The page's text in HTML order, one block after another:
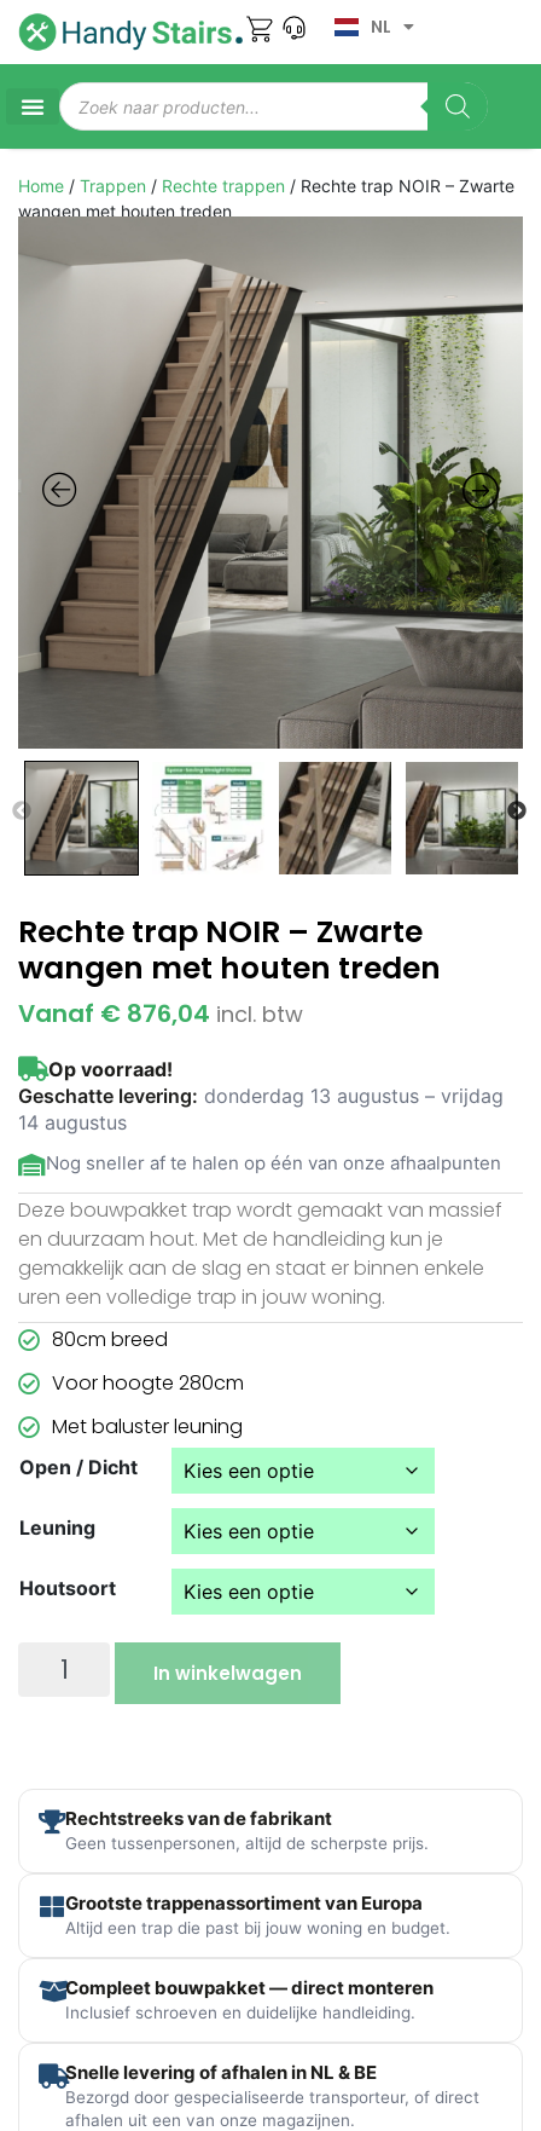
NL
Home / Trappen / Rechte trappen / Rechte trap NOIR – Zwarte
wangen met houten treden
Rechte trap NOIR – Zwarte
wangen met houten treden
Vanaf € 876,04 incl. btw
Op voorraad!
Geschatte levering: donderdag 13 augustus – vrijdag
14 augustus
Nog sneller af te halen op één van onze afhaalpunten
Deze bouwpakket trap wordt gemaakt van massief
en duurzaam hout. Met de handleiding kun je
gemakkelijk aan de slag en staat er binnen enkele
uren een volledige trap in jouw woning.
80cm breed
Voor hoogte 280cm
Met baluster leuning
Open / Dicht
Leuning
Houtsoort
In winkelwagen
Rechtstreeks van de fabrikant
Geen tussenpersonen, altijd de scherpste prijs.
Grootste trappenassortiment van Europa
Altijd een trap die past bij jouw woning en budget.
Compleet bouwpakket — direct monteren
Inclusief schroeven en duidelijke handleiding.
Snelle levering of afhalen in NL & BE
Bezorgd door gespecialiseerde transporteur, of direct
afhalen uit een van onze magazijnen.